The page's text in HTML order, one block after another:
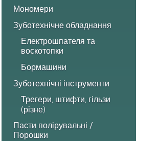
Мономери
Зуботехнічне обладнання
Електрошпателя та
воскотопки
Бормашини
Зуботехнічні інструменти
Трегери, штифти, гільзи
(різне)
Пасти полірувальні /
Порошки